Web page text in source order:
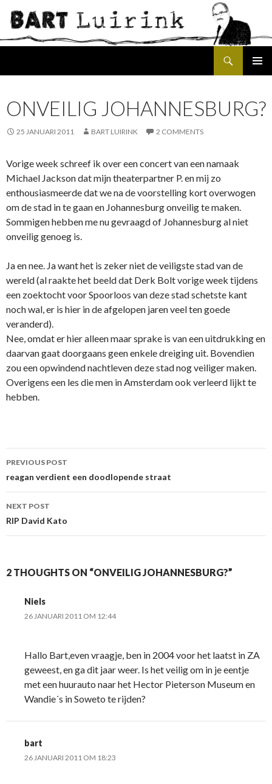
ONVEILIG JOHANNESBURG?
25 JANUARI 2011 BART LUIRINK 2 COMMENTS
Vorige week schreef ik over een concert van een namaak
Michael Jackson dat mijn theaterpartner P. en mij zo
enthousiasmeerde dat we na de voorstelling kort overwogen
om de stad in te gaan en Johannesburg onveilig te maken.
Sommigen hebben me nu gevraagd of Johannesburg al niet
onveilig genoeg is.
Ja en nee. Ja want het is zeker niet de veiligste stad van de
wereld (al raakte het beeld dat Derk Bolt vorige week tijdens
een zoektocht voor Spoorloos van deze stad schetste kant
noch wal, er is hier in de afgelopen jaren veel ten goede
veranderd).
Nee, omdat er hier alleen maar sprake is van een uitdrukking en
daarvan gaat doorgaans geen enkele dreiging uit. Bovendien
zou een opwindend nachtleven deze stad nog veiliger maken.
Overigens een les die men in Amsterdam ook verleerd lijkt te
hebben.
Post
navigation
PREVIOUS POST
reagan verdient een doodlopende straat
NEXT POST
RIP David Kato
2 THOUGHTS ON “ONVEILIG JOHANNESBURG?”
Niels
26 JANUARI 2011 OM 12:44
Hallo Bart,even vraagje, ben in 2004 voor het laatst in ZA
geweest, en ga dit jaar weer. Is het veilig om in je eentje
met een huurauto naar het Hector Pieterson Museum en
Wandie´s in Soweto te rijden?
bart
26 JANUARI 2011 OM 18:23